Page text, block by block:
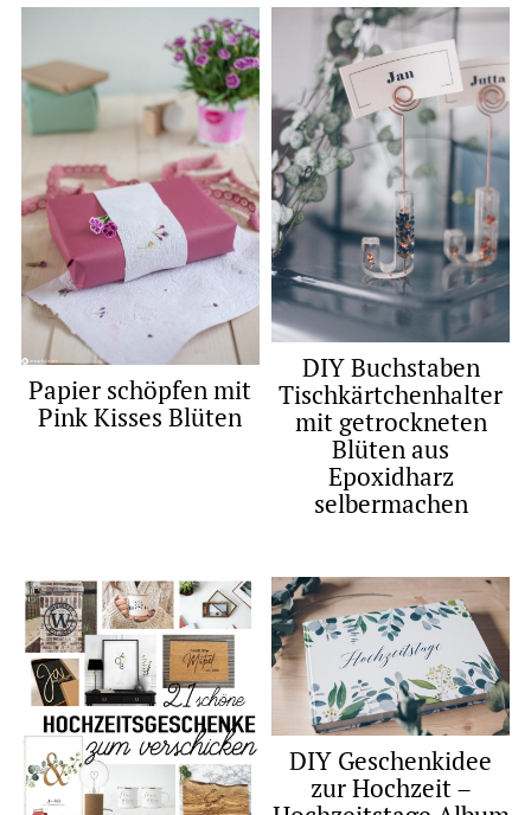
Papier schöpfen mit
Pink Kisses Blüten
DIY Buchstaben
Tischkärtchenhalter
mit getrockneten
Blüten aus
Epoxidharz
selbermachen
DIY Geschenkidee
zur Hochzeit –